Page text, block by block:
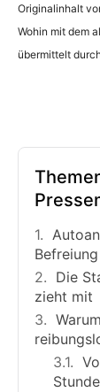
Originalinhalt
Wohin mit dem
übermittelt
Die
zieht mit